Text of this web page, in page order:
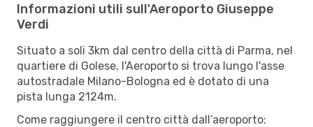
Informazioni utili sull'Aeroporto Giuseppe
Verdi
Situato a soli 3km dal centro della città di Parma, nel
quartiere di Golese, l'Aeroporto si trova lungo l'asse
autostradale Milano-Bologna ed è dotato di una
pista lunga 2124m.
Come raggiungere il centro città dall’aeroporto: